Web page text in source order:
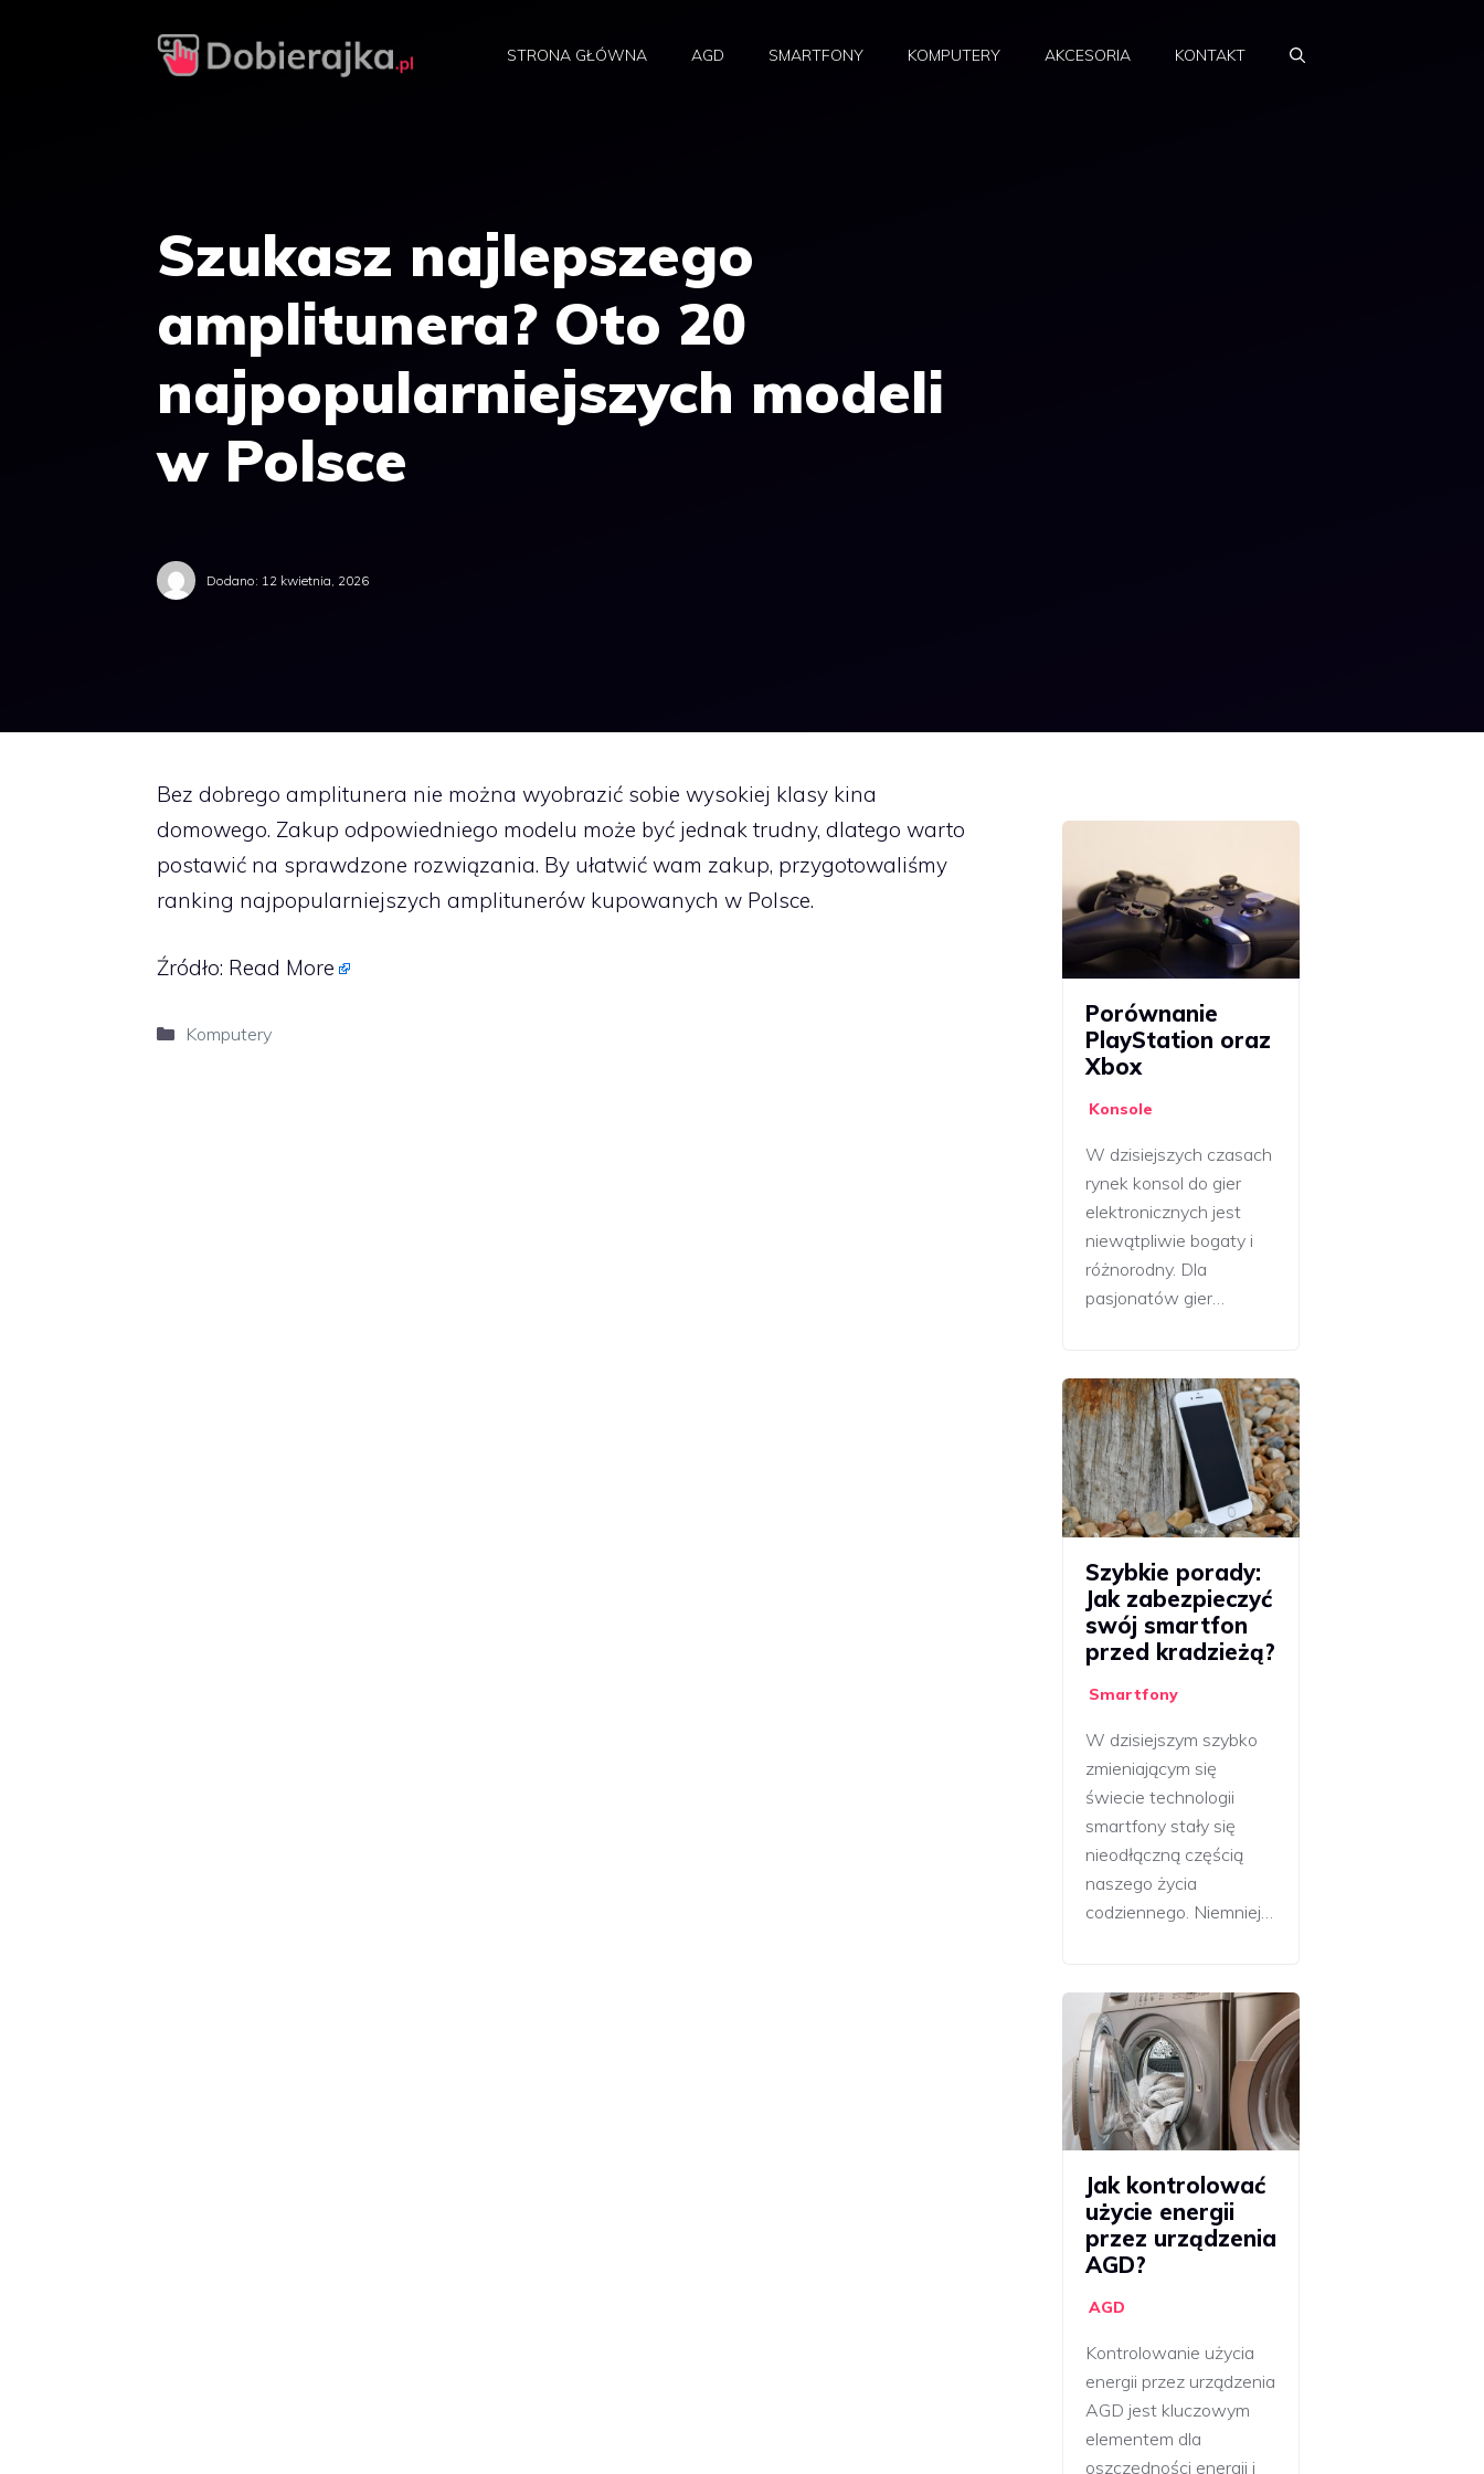
STRONA GŁÓWNA AGD SMARTFONY KOMPUTERY AKCESORIA KONTAKT
Szukasz najlepszego
amplitunera? Oto 20
najpopularniejszych modeli
w Polsce
Dodano: 12 kwietnia, 2026
Bez dobrego amplitunera nie można wyobrazić sobie wysokiej klasy kina
domowego. Zakup odpowiedniego modelu może być jednak trudny, dlatego warto
postawić na sprawdzone rozwiązania. By ułatwić wam zakup, przygotowaliśmy
ranking najpopularniejszych amplitunerów kupowanych w Polsce.
Źródło: Read More
Kategorie
Komputery
Porównanie
PlayStation oraz
Xbox
Konsole
W dzisiejszych czasach
rynek konsol do gier
elektronicznych jest
niewątpliwie bogaty i
różnorodny. Dla
pasjonatów gier…
Szybkie porady:
Jak zabezpieczyć
swój smartfon
przed kradzieżą?
Smartfony
W dzisiejszym szybko
zmieniającym się
świecie technologii
smartfony stały się
nieodłączną częścią
naszego życia
codziennego. Niemniej…
Jak kontrolować
użycie energii
przez urządzenia
AGD?
AGD
Kontrolowanie użycia
energii przez urządzenia
AGD jest kluczowym
elementem dla
oszczędności energii i